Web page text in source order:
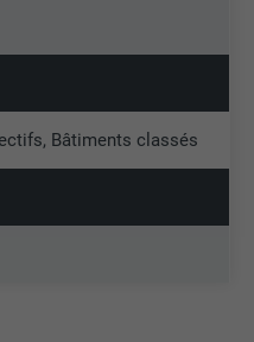
Bâtiments classés